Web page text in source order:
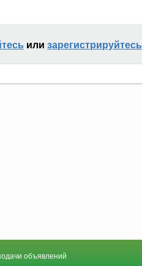
или зарегистрируйтесь
объявлений